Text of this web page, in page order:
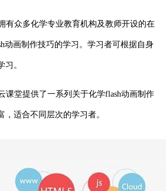
有众多化学专业教育机构及教师开设的在
动画制作技巧的学习。学习者可根据自身
习。
课堂提供了一系列关于化学flash动画制作
适合不同层次的学习者。